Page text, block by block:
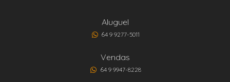
Aluguel
64 9 9277-5011
Vendas
64 9 9947-8228